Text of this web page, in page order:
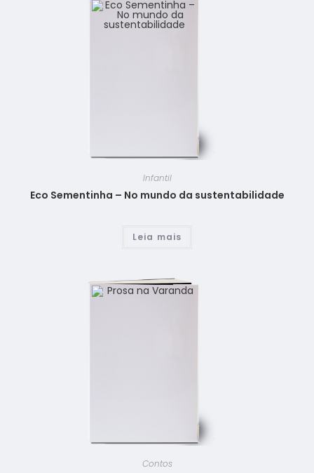
Infantil
Eco Sementinha – No mundo da sustentabilidade
Leia mais
Contos